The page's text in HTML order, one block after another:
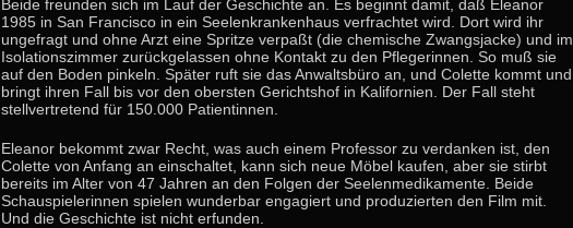
Beide freunden sich im Lauf der Geschichte an. Es beginnt damit, daß Eleanor
1985 in San Francisco in ein Seelenkrankenhaus verfrachtet wird. Dort wird ihr
ungefragt und ohne Arzt eine Spritze verpaßt (die chemische Zwangsjacke) und im
Isolationszimmer zurückgelassen ohne Kontakt zu den Pflegerinnen. So muß sie
auf den Boden pinkeln. Später ruft sie das Anwaltsbüro an, und Colette kommt und
bringt ihren Fall bis vor den obersten Gerichtshof in Kalifornien. Der Fall steht
stellvertretend für 150.000 Patientinnen.
Eleanor bekommt zwar Recht, was auch einem Professor zu verdanken ist, den
Colette von Anfang an einschaltet, kann sich neue Möbel kaufen, aber sie stirbt
bereits im Alter von 47 Jahren an den Folgen der Seelenmedikamente. Beide
Schauspielerinnen spielen wunderbar engagiert und produzierten den Film mit.
Und die Geschichte ist nicht erfunden.